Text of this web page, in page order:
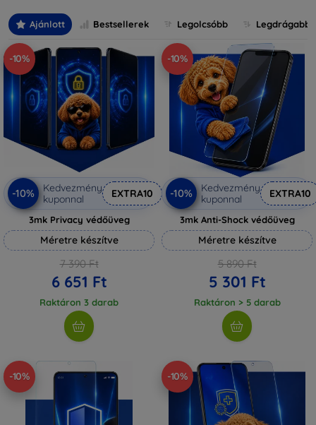
Ajánlott Bestsellerek Legolcsóbb Legdrágabb
-10%
-10%
Kedvezmény
kuponnal
EXTRA10
3mk Privacy védőüveg
Méretre készítve
7 390 Ft
6 651 Ft
Raktáron 3 darab
-10%
-10%
Kedvezmény
kuponnal
EXTRA10
3mk Anti-Shock védőüveg
Méretre készítve
5 890 Ft
5 301 Ft
Raktáron > 5 darab
-10% -10%